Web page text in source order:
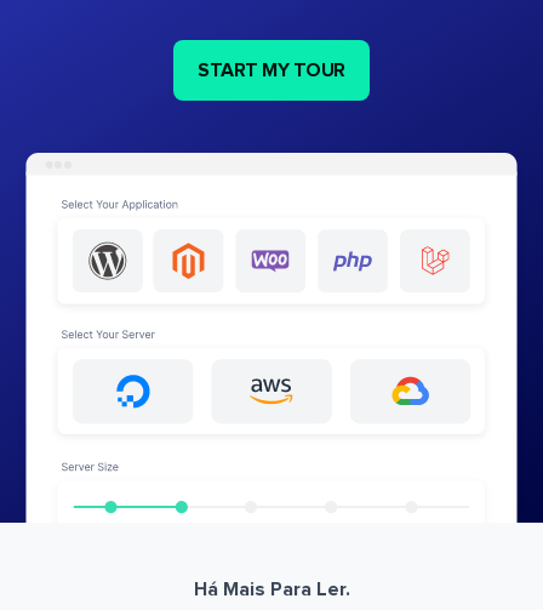
START MY TOUR
Há Mais Para Ler.